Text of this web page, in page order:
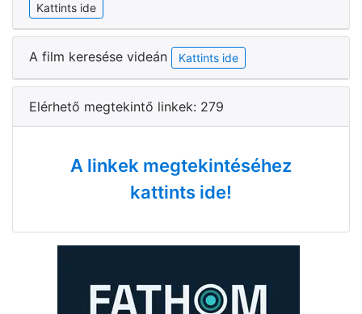
Kattints ide
A film keresése videán Kattints ide
Elérhető megtekintő linkek: 279
A linkek megtekintéséhez
kattints ide!